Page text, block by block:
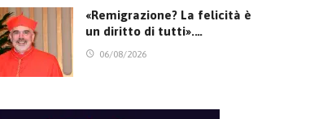
«Remigrazione? La felicità è
un diritto di tutti».…
06/08/2026